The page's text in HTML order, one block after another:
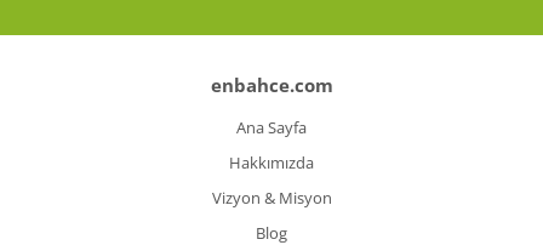
enbahce.com
Ana Sayfa
Hakkımızda
Vizyon & Misyon
Blog